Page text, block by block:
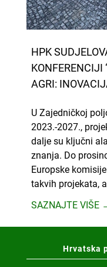
HPK
KONFERENCIJI
AGRI:
U Zajedničkoj
2023.-2027.,
dalje su ključni
znanja. Do
Europske
takvih projekata,
SAZNAJTE VIŠE
Hrvatska